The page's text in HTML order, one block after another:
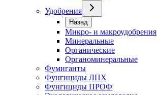
Удобрения
Назад
Микро- и макроудобрения
Минеральные
Органические
Органоминеральные
Фумиганты
Фунгициды ЛПХ
Фунгициды ПРОФ